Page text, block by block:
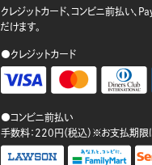
クレジットカード、コンビニ前払い、
だけます。
●クレジットカード
●コンビニ前払い
手数料：220円（税込）※お支払期限